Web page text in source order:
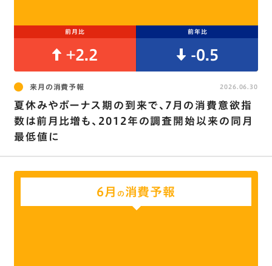
前月比 前年比
+2.2 -0.5
来月の消費予報
夏休みやボーナス期の到来で､7月の消費意欲指
数は前月比増も、2012年の調査開始以来の同月
最低値に
2026.06.30
6月 の消費予報